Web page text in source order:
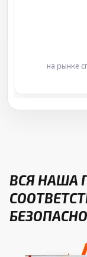
на рынке
ВСЯ НАША